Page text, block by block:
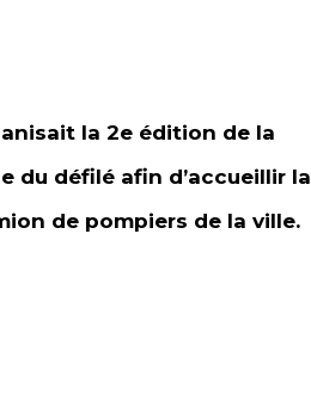
la 2e édition de la
du défilé afin d’accueillir la
de pompiers de la ville.